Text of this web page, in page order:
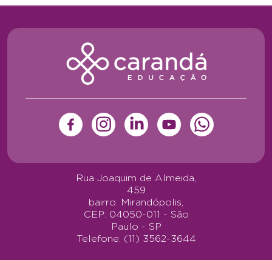
Rua Joaquim de Almeida,
459
bairro: Mirandópolis,
CEP: 04050-011 - São
Paulo - SP
Telefone: (11) 3562-3644